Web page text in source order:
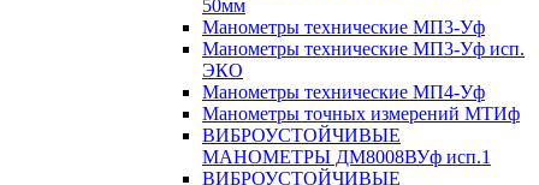
50мм
Манометры технические МП3-Уф
Манометры технические МП3-Уф исп.
ЭКО
Манометры технические МП4-Уф
Манометры точных измерений МТИф
ВИБРОУСТОЙЧИВЫЕ
МАНОМЕТРЫ ДМ8008ВУф исп.1
ВИБРОУСТОЙЧИВЫЕ